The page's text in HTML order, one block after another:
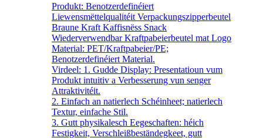
Produkt: Benotzerdefinéiert
Liewensmëttelqualitéit Verpackungszipperbeutel
Braune Kraft Kaffisnëss Snack
Wiederverwendbar Kraftpabeierbeutel mat Logo
Material: PET/Kraftpabeier/PE;
Benotzerdefinéiert Material.
Virdeel: 1. Gudde Display: Presentatioun vum
Produkt intuitiv a Verbesserung vun senger
Attraktivitéit.
2. Einfach an natierlech Schéinheet; natierlech
Textur, einfache Stil.
3. Gutt physikalesch Eegeschaften: héich
Festigkeit, Verschleißbeständegkeet, gutt